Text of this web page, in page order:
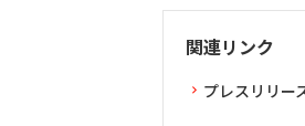
関連リンク
プレスリリー